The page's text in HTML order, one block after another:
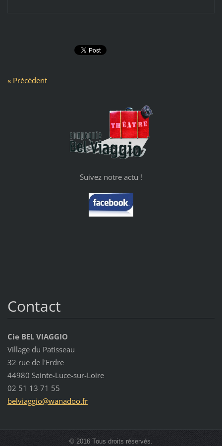
« Précédent
Suivez notre actu !
Contact
Cie BEL VIAGGIO
Village du Patisseau
32 rue de l'Erdre
44980 Sainte-Luce-sur-Loire
02 51 13 71 55
belviaggio@wanadoo.fr
© 2016 Tous droits réservés.